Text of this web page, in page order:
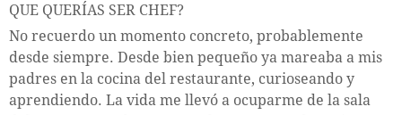
QUE QUERÍAS SER CHEF?
No recuerdo un momento concreto, probablemente
desde siempre. Desde bien pequeño ya mareaba a mis
padres en la cocina del restaurante, curioseando y
aprendiendo. La vida me llevó a ocuparme de la sala